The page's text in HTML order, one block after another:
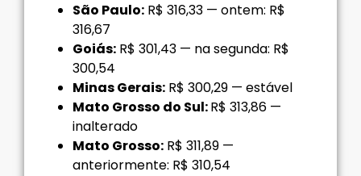
São Paulo: R$ 316,33 — ontem: R$
316,67
Goiás: R$ 301,43 — na segunda: R$
300,54
Minas Gerais: R$ 300,29 — estável
Mato Grosso do Sul:R$ 313,86 —
inalterado
Mato Grosso: R$ 311,89 —
anteriormente: R$ 310,54